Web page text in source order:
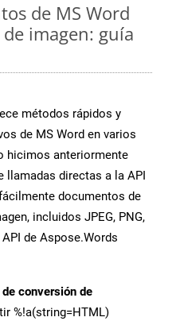
de MS Word
imagen: guía
métodos rápidos y
de MS Word en varios
hicimos anteriormente
llamadas directas a la API
documentos de
incluidos JPEG, PNG,
API de Aspose.Words
conversión de
%!a(string=HTML)